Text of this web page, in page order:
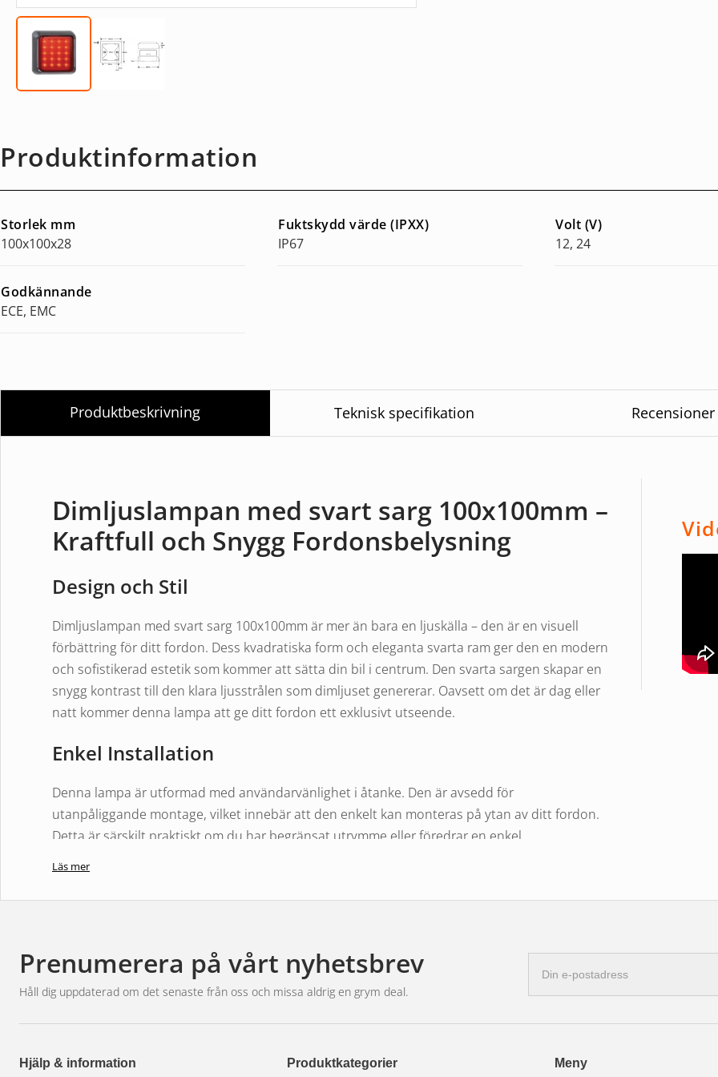
Produktinformation
Storlek mm
100x100x28
Fuktskydd värde (IPXX)
IP67
Volt (V)
12, 24
Godkännande
ECE, EMC
Produktbeskrivning Teknisk specifikation Recensioner
Dimljuslampan med svart sarg 100x100mm –
Kraftfull och Snygg Fordonsbelysning
Design och Stil
Dimljuslampan med svart sarg 100x100mm är mer än bara en ljuskälla – den är en visuell
förbättring för ditt fordon. Dess kvadratiska form och eleganta svarta ram ger den en modern
och sofistikerad estetik som kommer att sätta din bil i centrum. Den svarta sargen skapar en
snygg kontrast till den klara ljusstrålen som dimljuset genererar. Oavsett om det är dag eller
natt kommer denna lampa att ge ditt fordon ett exklusivt utseende.
Enkel Installation
Denna lampa är utformad med användarvänlighet i åtanke. Den är avsedd för
utanpåliggande montage, vilket innebär att den enkelt kan monteras på ytan av ditt fordon.
Detta är särskilt praktiskt om du har begränsat utrymme eller föredrar en enkel
En av de mest imponerande egenskaperna hos denna dimljuslampa är dess
läckageförseglade elektronik. Detta innebär att alla interna komponenter är skyddade mot
yttre påverkan, inklusive fukt och vatten. Oavsett vilka väderförhållanden du stöter på under
körning kan du vara säker på att din dimljuslampa kommer att fortsätta att fungera pålitligt.
Mångsidig och Energi Effektiv
Läs mer
Prenumerera på vårt nyhetsbrev
Håll dig uppdaterad om det senaste från oss och missa aldrig en grym deal.
postadress
Hjälp & information Produktkategorier Meny